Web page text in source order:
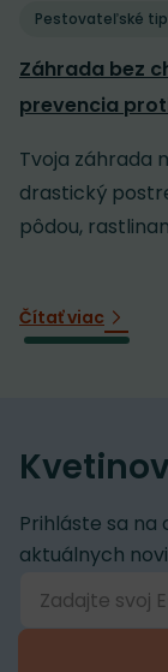
Pestovateľské
Záhrada bez
prevencia
Tvoja záhrada
drastický
pôdou,
Čítať viac
Prihláste sa
aktuálnych